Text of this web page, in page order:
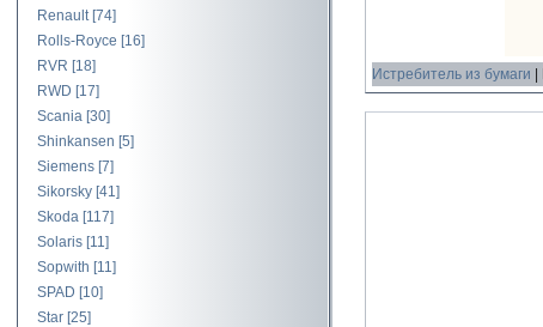
Renault [74]
Rolls-Royce [16]
RVR [18]
RWD [17]
Scania [30]
Shinkansen [5]
Siemens [7]
Sikorsky [41]
Skoda [117]
Solaris [11]
Sopwith [11]
SPAD [10]
Star [25]
Истребитель из бумаги